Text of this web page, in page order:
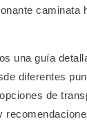
caminata
una guía
diferentes
de